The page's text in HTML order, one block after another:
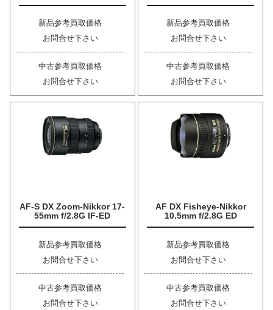
新品参考買取価格
お問合せ下さい
中古参考買取価格
お問合せ下さい
新品参考買取価格
お問合せ下さい
中古参考買取価格
お問合せ下さい
AF-S DX Zoom-Nikkor 17-
55mm f/2.8G IF-ED
新品参考買取価格
お問合せ下さい
中古参考買取価格
お問合せ下さい
AF DX Fisheye-Nikkor
10.5mm f/2.8G ED
新品参考買取価格
お問合せ下さい
中古参考買取価格
お問合せ下さい